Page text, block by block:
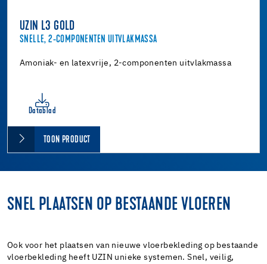
UZIN L3 GOLD
SNELLE, 2-COMPONENTEN UITVLAKMASSA
Amoniak- en latexvrije, 2-componenten uitvlakmassa
Datablad
TOON PRODUCT
SNEL PLAATSEN OP BESTAANDE VLOEREN
Ook voor het plaatsen van nieuwe vloerbekleding op bestaande
vloerbekleding heeft UZIN unieke systemen. Snel, veilig,